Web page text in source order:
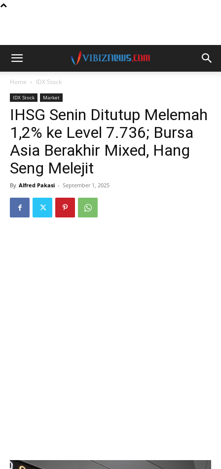
Home IDX Stock
IDX Stock Market
IHSG Senin Ditutup Melemah
1,2% ke Level 7.736; Bursa
Asia Berakhir Mixed, Hang
Seng Melejit
By Alfred Pakasi - September 1, 2025